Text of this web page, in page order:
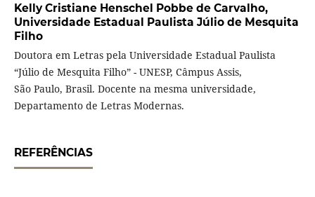
Kelly Cristiane Henschel Pobbe de Carvalho,
Universidade Estadual Paulista Júlio de Mesquita
Filho
Doutora em Letras pela Universidade Estadual Paulista
“Júlio de Mesquita Filho” - UNESP, Câmpus Assis,
São Paulo, Brasil. Docente na mesma universidade,
Departamento de Letras Modernas.
REFERÊNCIAS